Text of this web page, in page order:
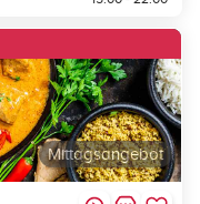
Mittagsangebot